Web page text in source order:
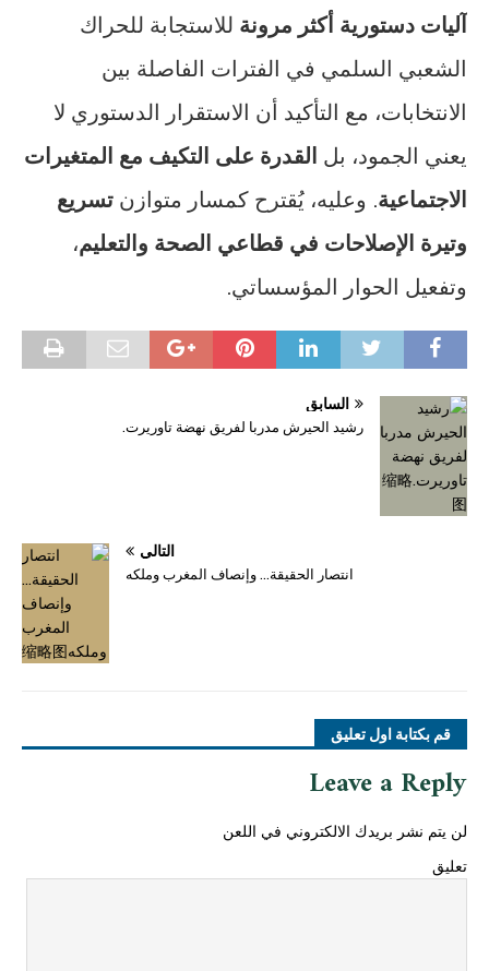
آليات دستورية أكثر مرونة للاستجابة للحراك
الشعبي السلمي في الفترات الفاصلة بين
الانتخابات، مع التأكيد أن الاستقرار الدستوري لا
يعني الجمود، بل القدرة على التكيف مع المتغيرات
الاجتماعية. وعليه، يُقترح كمسار متوازنتسريع
وتيرة الإصلاحات في قطاعي الصحة والتعليم،
وتفعيل الحوار المؤسساتي.
السابق
رشيد الحيرش مدربا لفريق نهضة تاوريرت.
التالي
انتصار الحقيقة… وإنصاف المغرب وملكه
قم بكتابة اول تعليق
Leave a Reply
لن يتم نشر بريدك الالكتروني في اللعن
تعليق